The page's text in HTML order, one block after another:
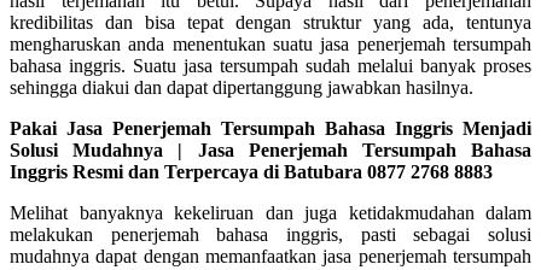
kredibilitas dan bisa tepat dengan struktur yang ada, tentunya
mengharuskan anda menentukan suatu jasa penerjemah tersumpah
bahasa inggris. Suatu jasa tersumpah sudah melalui banyak proses
sehingga diakui dan dapat dipertanggung jawabkan hasilnya.
Pakai Jasa Penerjemah Tersumpah Bahasa Inggris Menjadi
Solusi Mudahnya | Jasa Penerjemah Tersumpah Bahasa
Inggris Resmi dan Terpercaya di Batubara 0877 2768 8883
Melihat banyaknya kekeliruan dan juga ketidakmudahan dalam
melakukan penerjemah bahasa inggris, pasti sebagai solusi
mudahnya dapat dengan memanfaatkan jasa penerjemah tersumpah